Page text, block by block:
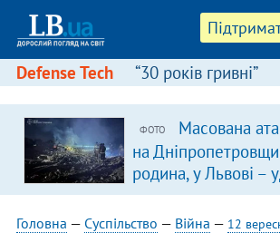
Defense Tech “30 років гривні”
ФОТО
Масована
на
родина, у Львові –
багатоповерхівках
(доповнюється)
Головна — Суспільство — Війна — 12